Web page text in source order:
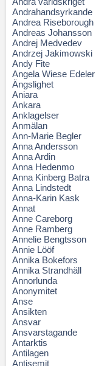
Andrahandsyrkande
Andrea Riseborough
Andreas Johansson
Andrej Medvedev
Andrzej Jakimowski
Andy Fite
Angela Wiese Edeler
Ängslighet
Aniara
Ankara
Anklagelser
Anmälan
Ann-Marie Begler
Anna Andersson
Anna Ardin
Anna Hedenmo
Anna Kinberg Batra
Anna Lindstedt
Anna-Karin Kask
Annat
Anne Careborg
Anne Ramberg
Annelie Bengtsson
Annie Lööf
Annika Bokefors
Annika Strandhäll
Annorlunda
Anonymitet
Anse
Ansikten
Ansvar
Ansvarstagande
Antarktis
Antilagen
Antisemit